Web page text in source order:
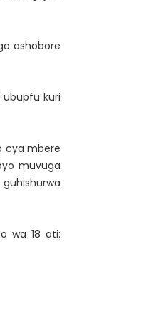
ashobore
ubupfu kuri
cya mbere
muvuga
wa 18 ati: